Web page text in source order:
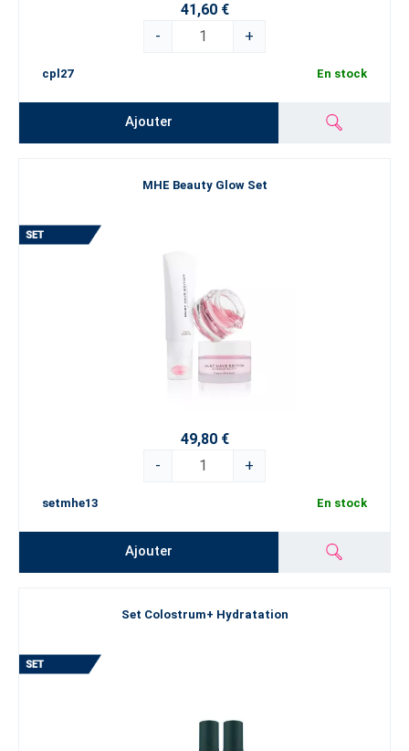
41,60 €
-
+
cpl27 En stock
Ajouter
MHE Beauty Glow Set
49,80 €
-
+
setmhe13 En stock
Ajouter
Set Colostrum+ Hydratation